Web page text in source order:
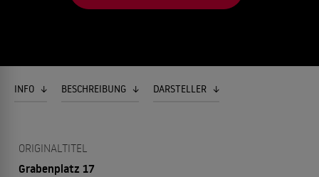
INFO BESCHREIBUNG DARSTELLER
ORIGINALTITEL
Grabenplatz 17